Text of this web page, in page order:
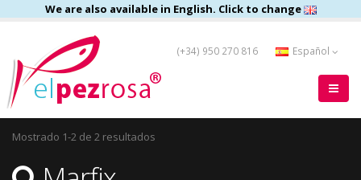
We are also available in English. Click to change
(+34) 950 270 816 Español
Mostrado 1-2 de 2 resultados